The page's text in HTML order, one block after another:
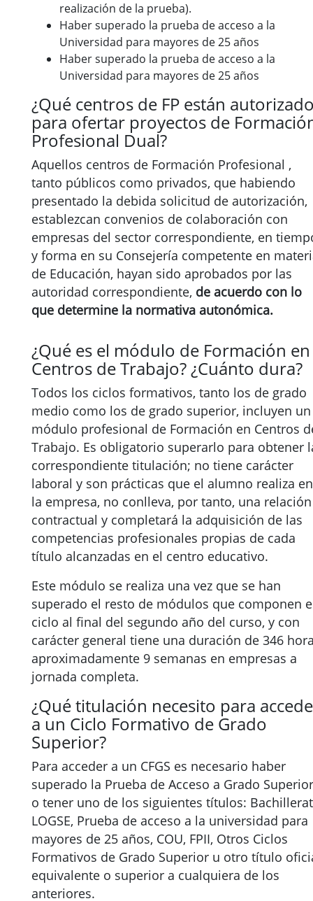
realización de la prueba).
Haber superado la prueba de acceso a la
Universidad para mayores de 25 años
Haber superado la prueba de acceso a la
Universidad para mayores de 25 años
¿Qué centros de FP están
para ofertar proyectos de
Profesional Dual?
Aquellos centros de Formación Profesional ,
tanto públicos como privados, que habiendo
presentado la debida solicitud de autorización,
establezcan convenios de colaboración con
empresas del sector correspondiente, en
y forma en su Consejería competente en
de Educación, hayan sido aprobados por las
autoridad correspondiente, de acuerdo con lo
que determine la normativa autonómica.
¿Qué es el módulo de Formación en
Centros de Trabajo? ¿Cuánto dura?
Todos los ciclos formativos, tanto los de grado
medio como los de grado superior, incluyen un
módulo profesional de Formación en Centros
Trabajo. Es obligatorio superarlo para obtener
correspondiente titulación; no tiene carácter
laboral y son prácticas que el alumno realiza en
la empresa, no conlleva, por tanto, una relación
contractual y completará la adquisición de las
competencias profesionales propias de cada
título alcanzadas en el centro educativo.
Este módulo se realiza una vez que se han
superado el resto de módulos que componen
ciclo al final del segundo año del curso, y con
carácter general tiene una duración de 346
aproximadamente 9 semanas en empresas a
jornada completa.
¿Qué titulación necesito para
a un Ciclo Formativo de Grado
Superior?
Para acceder a un CFGS es necesario haber
superado la Prueba de Acceso a Grado Superior
o tener uno de los siguientes títulos:
LOGSE, Prueba de acceso a la universidad para
mayores de 25 años, COU, FPII, Otros Ciclos
Formativos de Grado Superior u otro título
equivalente o superior a cualquiera de los
anteriores.